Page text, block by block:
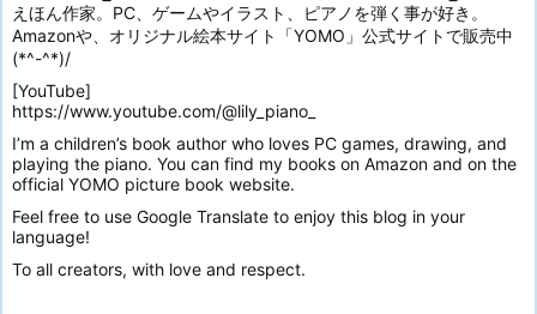
えほん作家。PC、ゲームやイラスト、ピアノを弾く事が好き。
Amazonや、オリジナル絵本サイト「YOMO」公式サイトで販売中
(*^-^*)/
[YouTube]
https://www.youtube.com/@lily_piano_
I’m a children’s book author who loves PC games, drawing, and
playing the piano. You can find my books on Amazon and on the
official YOMO picture book website.
Feel free to use Google Translate to enjoy this blog in your
language!
To all creators, with love and respect.